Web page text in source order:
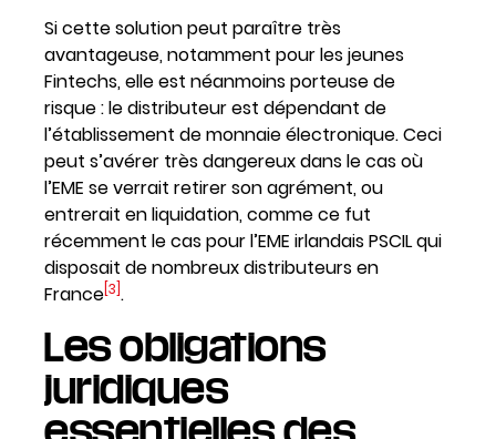
Si cette solution peut paraître très
avantageuse, notamment pour les jeunes
Fintechs, elle est néanmoins porteuse de
risque : le distributeur est dépendant de
l’établissement de monnaie électronique. Ceci
peut s’avérer très dangereux dans le cas où
l’EME se verrait retirer son agrément, ou
entrerait en liquidation, comme ce fut
récemment le cas pour l’EME irlandais PSCIL qui
disposait de nombreux distributeurs en
France [3] .
Les obligations
juridiques
essentielles des